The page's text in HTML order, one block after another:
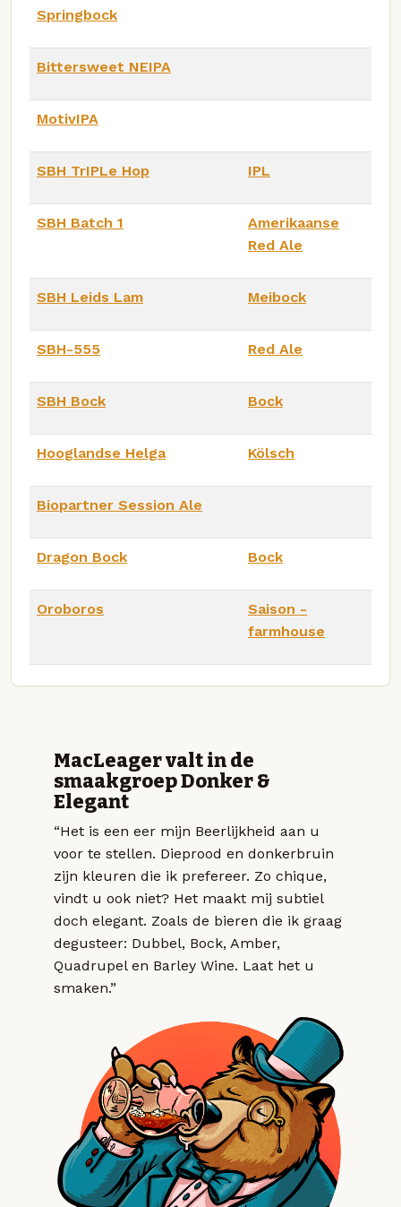
Springbock
Bittersweet NEIPA
MotivIPA
SBH TrIPLe Hop IPL
SBH Batch 1
Amerikaanse
Red Ale
SBH Leids Lam Meibock
SBH-555 Red Ale
SBH Bock Bock
Hooglandse Helga Kölsch
Biopartner Session Ale
Dragon Bock Bock
Oroboros
Saison -
farmhouse
MacLeager valt in de
smaakgroep Donker &
Elegant
“Het is een eer mijn Beerlijkheid aan u
voor te stellen. Dieprood en donkerbruin
zijn kleuren die ik prefereer. Zo chique,
vindt u ook niet? Het maakt mij subtiel
doch elegant. Zoals de bieren die ik graag
degusteer: Dubbel, Bock, Amber,
Quadrupel en Barley Wine. Laat het u
smaken.”